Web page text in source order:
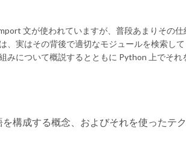
文が使われていますが、普段あまりその
、実はその背後で適切なモジュールを検索し
みについて概説するとともに Python 上でそれ
構成する概念、およびそれを使ったテ